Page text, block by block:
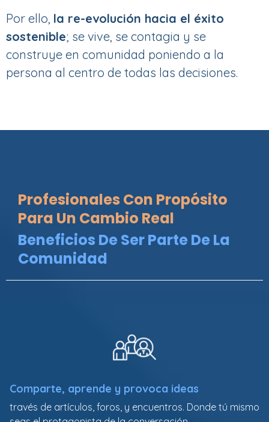
Por ello, la re-evolución hacia el éxito
sostenible; se vive, se contagia y se
construye en comunidad poniendo a la
persona al centro de todas las decisiones.
Profesionales Con Propósito
Para Un Cambio Real
Beneficios De Ser Parte De La
Comunidad
Comparte, aprende y provoca ideas
través de artículos, foros, y encuentros. Donde tú mismo